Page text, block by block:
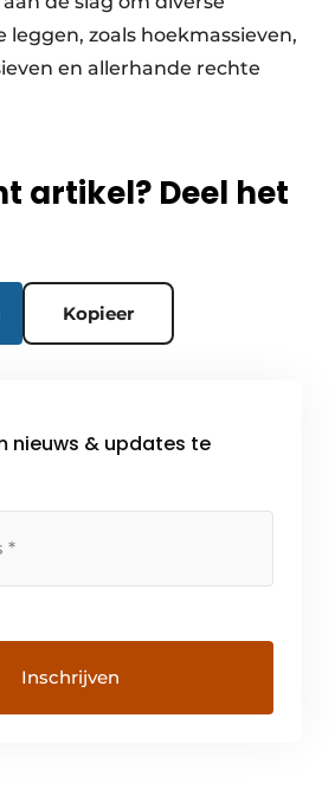
leggen, zoals hoekmassieven,
en allerhande rechte
artikel? Deel het
Kopieer
nieuws & updates te